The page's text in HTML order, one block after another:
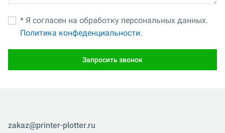
* Я согласен на обработку персональных данных.
Политика конфеденциальности.
Запросить звонок
zakaz@printer-plotter.ru